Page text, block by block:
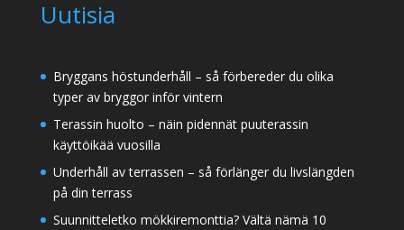
Uutisia
Bryggans höstunderhåll – så förbereder du olika
typer av bryggor inför vintern
Terassin huolto – näin pidennät puuterassin
käyttöikää vuosilla
Underhåll av terrassen – så förlänger du livslängden
på din terrass
Suunnitteletko mökkiremonttia? Vältä nämä 10